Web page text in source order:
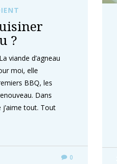
?
viande d’agneau
moi, elle
BBQ, les
Dans
j’aime tout. Tout
0